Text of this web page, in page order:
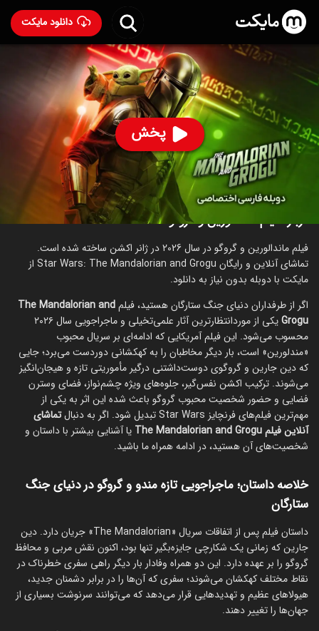
دانلود مایکت
پخش
فیلم ماندالورین و گروگو با دوبله فارسی - Star Wars: The
Mandalorian and Grogu 2026
۱۷۴ 93 ۶.۹
ساخت آمریکا سال 2026
رده سنی ۱۳+
ماجراجویی خانوادگی علمی‌تخیلی
درباره فیلم ماندالورین و گروگو
فیلم ماندالورین و گروگو در سال 2026 در ژانر اکشن ساخته شده است.
تماشای آنلاین و رایگان Star Wars: The Mandalorian and Grogu از
مایکت با دوبله بدون نیاز به دانلود.
اگر از طرفداران دنیای جنگ ستارگان هستید، فیلمThe Mandalorian and
Grogu
یکی از موردانتظارترین آثار علمی‌تخیلی و ماجراجویی سال ۲۰۲۶
محسوب می‌شود. این فیلم آمریکایی که ادامه‌ای بر سریال محبوب
«مندلورین» است، بار دیگر مخاطبان را به کهکشانی دوردست می‌برد؛ جایی
که دین جارین و گروگوی دوست‌داشتنی درگیر مأموریتی تازه و هیجان‌انگیز
می‌شوند. ترکیب اکشن نفس‌گیر، جلوه‌های ویژه چشم‌نواز، فضای وسترن
فضایی و حضور شخصیت محبوب گروگو باعث شده این اثر به یکی از
مهم‌ترین فیلم‌های فرنچایز Star Wars تبدیل شود. اگر به دنبال
تماشای
آنلاین فیلم The Mandalorian and Grogu
یا آشنایی بیشتر با داستان و
شخصیت‌های آن هستید، در ادامه همراه ما باشید.
خلاصه داستان؛ ماجراجویی تازه مندو و گروگو در دنیای جنگ
ستارگان
داستان فیلم پس از اتفاقات سریال «The Mandalorian» جریان دارد. دین
جارین که زمانی یک شکارچی جایزه‌بگیر تنها بود، اکنون نقش مربی و محافظ
گروگو را بر عهده دارد. این دو همراه وفادار بار دیگر راهی سفری خطرناک در
نقاط مختلف کهکشان می‌شوند؛ سفری که آن‌ها را در برابر دشمنان جدید،
هیولاهای عظیم و تهدیدهایی قرار می‌دهد که می‌توانند سرنوشت بسیاری از
جهان‌ها را تغییر دهند.